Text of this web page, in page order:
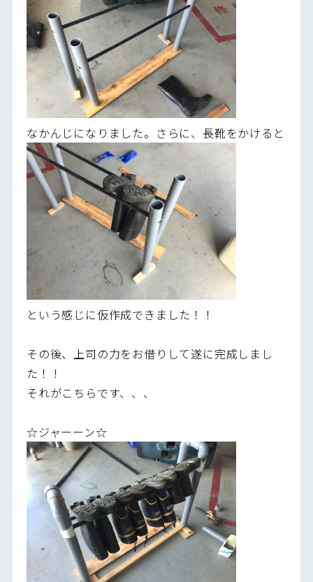
なかんじになりました。さらに、長靴をかけると
という感じに仮作成できました！！
その後、上司の力をお借りして遂に完成しまし
た！！
それがこちらです、、、
☆ジャーーン☆